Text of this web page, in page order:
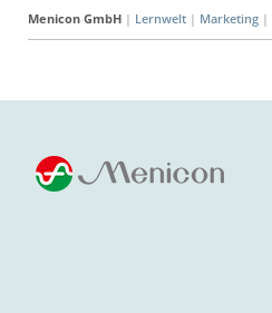
Menicon GmbH | Lernwelt | Marketing |